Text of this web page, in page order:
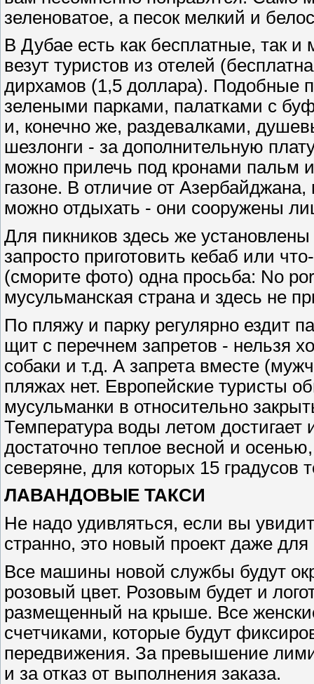
зеленоватое, а песок мелкий и
В Дубае есть как бесплатные, так
везут туристов из отелей
дирхамов (1,5 доллара). Подобные
зелеными парками, палатками с
и, конечно же, раздевалками,
шезлонги - за дополнительную
можно прилечь под кронами пальм
газоне. В отличие от
можно отдыхать - они сооружены
Для пикников здесь же
запросто приготовить кебаб или
(сморите фото) одна просьба: No
мусульманская страна и здесь не
По пляжу и парку регулярно ездит
щит с перечнем запретов - нельзя
собаки и т.д. А запрета вместе
пляжах нет. Европейские туристы
мусульманки в относительно
Температура воды летом
достаточно теплое весной и
северяне, для которых 15 градусов
ЛАВАНДОВЫЕ ТАКСИ
Не надо удивляться, если вы
странно, это новый проект даже
Все машины новой службы будут
розовый цвет. Розовым будет и
размещенный на крыше. Все
счетчиками, которые будут
передвижения. За превышение
и за отказ от выполнения заказа.